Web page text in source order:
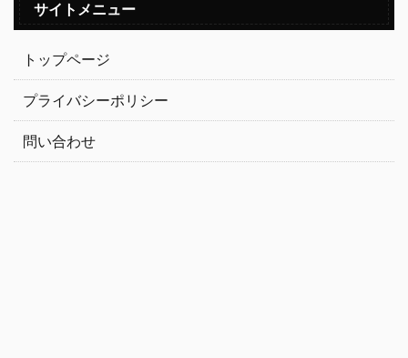
サイトメニュー
トップページ
プライバシーポリシー
問い合わせ